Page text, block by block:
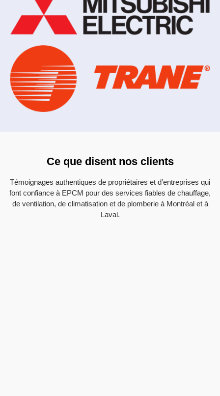
Ce que disent nos clients
Témoignages authentiques de propriétaires et d’entreprises qui
font confiance à EPCM pour des services fiables de chauffage,
de ventilation, de climatisation et de plomberie à Montréal et à
Laval.